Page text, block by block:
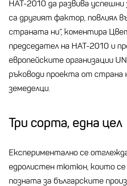
НАТ-2010 да развива успешни
са другият фактор, повлиял
страната ни“, коментира
председател на НАТ-2010 и
европейските организации
ръководи проекта от страна
земеделци.
Три сорта, една цел
Експериментално се
едролистен тютюн, които
позната за българските